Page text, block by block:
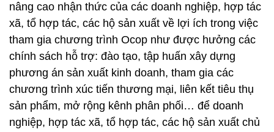
nâng cao nhận thức của các doanh nghiệp, hợp tác
xã, tổ hợp tác, các hộ sản xuất về lợi ích trong việc
tham gia chương trình Ocop như được hưởng các
chính sách hỗ trợ: đào tạo, tập huấn xây dựng
phương án sản xuất kinh doanh, tham gia các
chương trình xúc tiến thương mại, liên kết tiêu thụ
sản phẩm, mở rộng kênh phân phối… để doanh
nghiệp, hợp tác xã, tổ hợp tác, các hộ sản xuất chủ